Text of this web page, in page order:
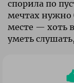
спорила по
мечтах нужно
месте — хоть
уметь